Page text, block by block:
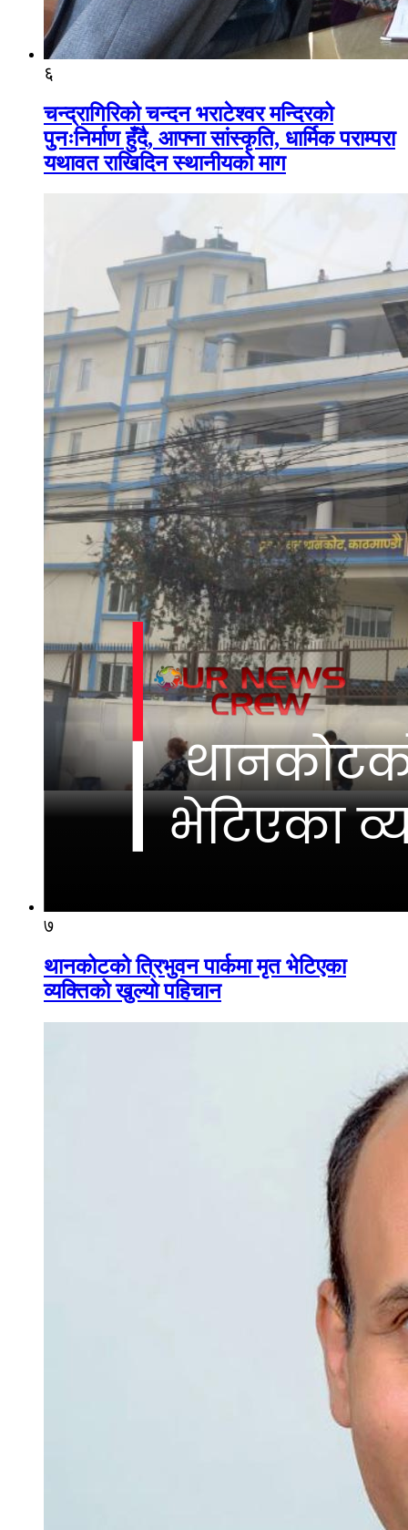
६
चन्द्रागिरिको चन्दन भराटेश्वर मन्दिरको
पुनःनिर्माण हुँदै, आफ्ना सांस्कृति, धार्मिक पराम्परा
यथावत राखिदिन स्थानीयको माग
७
थानकोटको त्रिभुवन पार्कमा मृत भेटिएका
व्यक्तिको खुल्यो पहिचान